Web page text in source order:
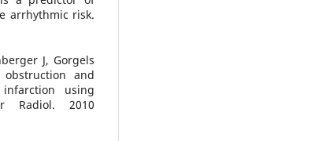
arrhythmic risk.
J, Gorgels
obstruction and
using
Radiol. 2010